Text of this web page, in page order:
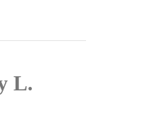
L.